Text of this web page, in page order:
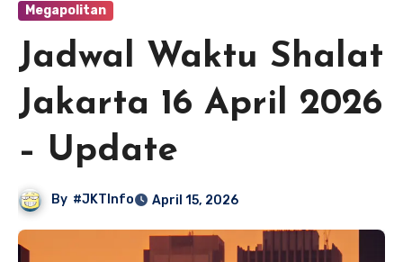
Megapolitan
Jadwal Waktu Shalat
Jakarta 16 April 2026
– Update
By #JKTInfo April 15, 2026